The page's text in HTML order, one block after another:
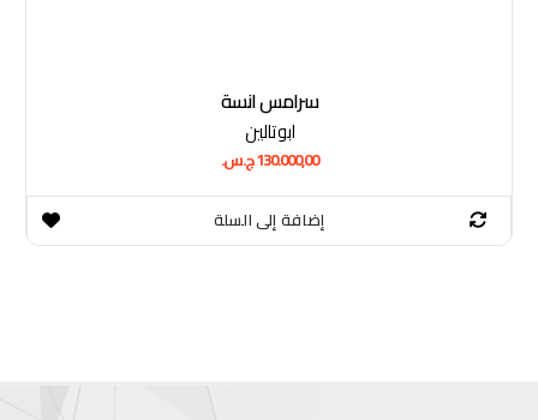
سرامس انسة
ابو تالين
130.000,00ج.س.
إضافة إلى السلة